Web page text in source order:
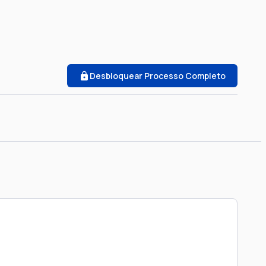
Desbloquear Processo Completo